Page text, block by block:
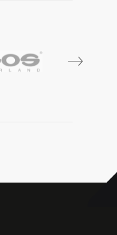
next